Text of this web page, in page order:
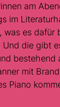
am
im
was es dafür
Und die gibt
bestehend
mit
Piano